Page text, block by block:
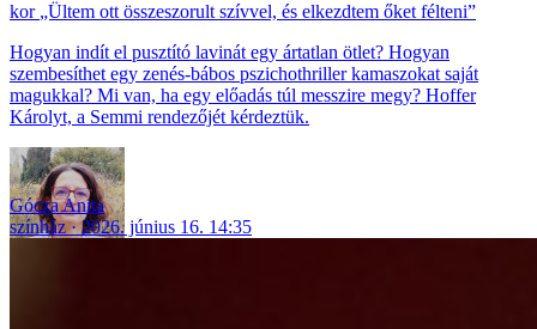
„Ültem ott összeszorult szívvel, és elkezdtem őket félteni”
Hogyan indít el pusztító lavinát egy ártatlan ötlet? Hogyan
szembesíthet egy zenés-bábos pszichothriller kamaszokat saját
magukkal? Mi van, ha egy előadás túl messzire megy? Hoffer
Károlyt, a Semmi rendezőjét kérdeztük.
Gócza Anita
színház
2026. június 16. 14:35